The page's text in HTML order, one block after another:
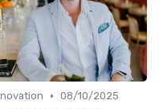
• 08/10/2025